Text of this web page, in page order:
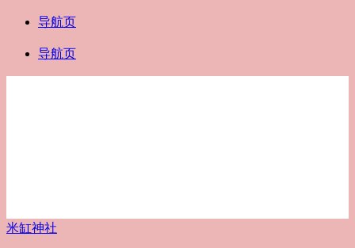
导航页
导航页
米缸神社